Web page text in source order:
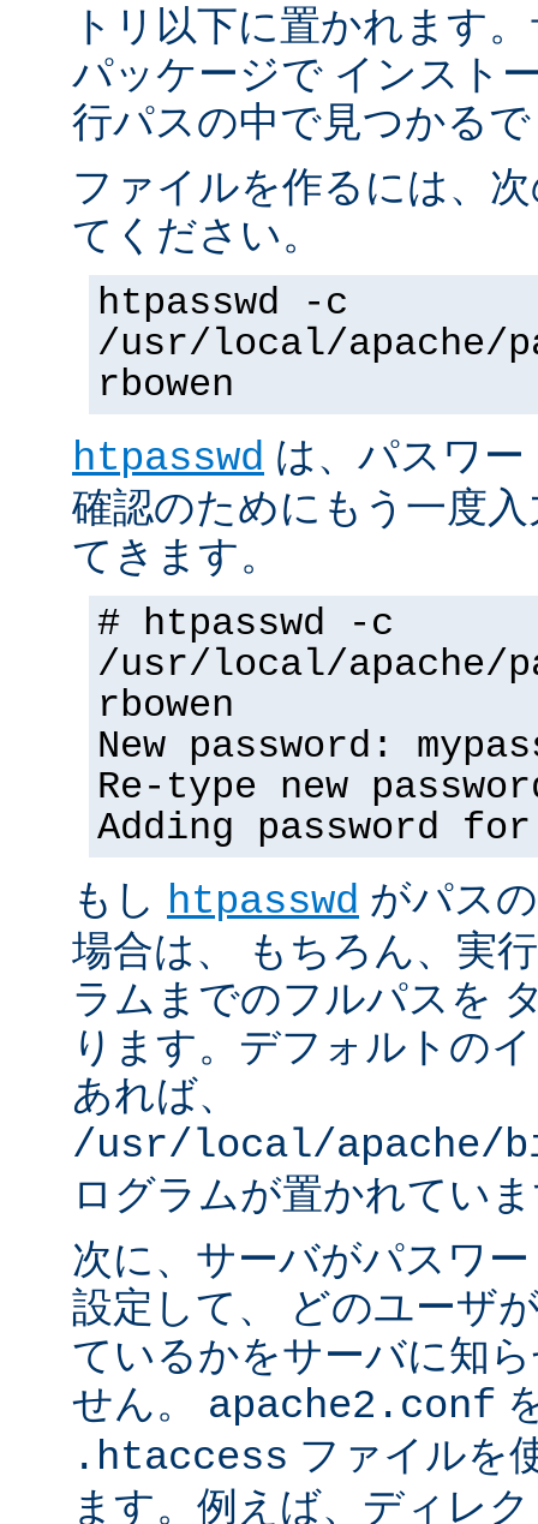
トリ以下に置かれます
パッケージで インスト
行パスの中で見つかる
ファイルを作るには、
てください。
htpasswd -c
/usr/local/apache/
rbowen
htpasswd は、パスワ
確認のためにもう一度
てきます。
# htpasswd -c
/usr/local/apache/
rbowen
New password:
Re-type new
Adding password
もし htpasswd がパス
場合は、 もちろん、実
ラムまでのフルパスを
ります。デフォルトの
あれば、
/usr/local/apache/
ログラムが置かれてい
次に、サーバがパスワ
設定して、 どのユーザ
ているかをサーバに知
せん。 apache2.conf
.htaccess ファイルを
ます。例えば、ディレ